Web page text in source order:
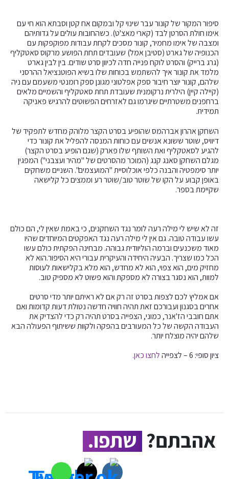
סיפור המקור של קונור עבר שינוי קל ובמקום אח קטן וסבתא הוא חי עם
אימו חולת הסרטן לבד (קארי מאצ'ט). כשהחובות עולים על גדותיהם
ומצבה של אימו מחמיר, קונור מסכים לקחת עבודות מפוקפקות עם
הכנופיה של גארט (סטיבן אמל) שעובדים תחת הפושע מרקוס סאטקליף
(גרג ברייק) והסרט לוקח פנייה חדה לכיוון סרט שודים. בין לבין גארט
מלמד את קונור איך להשתמש בכוחות שלו בשיא הפוטנציאל ההרסני
שלהם, קונור יוצר חיבור ספק אפלטוני מגונן ספק רומנטי משעמם עם ניה
(קיילה קיין) הילרית נרקומנית שעובדת תחת סאטקליף והשמיים מלאים
ברחפנים משטרתיים שיגרמו גם לאזרחים הפשוטים להרגיש פאניקה
תמידית.
השחקן אהרון אברהמס שהופיע בסרט הקצר מלוהק מחדש לתפקיד של
דיוויס, שוטר ששונא אנשים עם כוחות המנסה להפליל את קונור כדי
להגיע לסאטקליף ואת השותף שלו פארק (שגם הופיע בסרט הקצר)
מגלם השחקן סאנג קנג (המוכר מהסרטים של "מהיר ועצבני") המפגין
יותר סימפטיה והבנה כלפי אוכלוסיית "המועצמים". השניים משחקים
באופן קבוע על הקו של שוטר טוב/שוטר רע וממצים כל קלישאה
שקיימת בספר.
זה לא שיש לי מילה רעה לומר נגד השחקנים, כי באמת שאין לי, הם כולם
עשו עבודה טובה. גם אין לי מילה רעה נגד האפקטים המיוחדים שהיו
מאוד משכנעים וברמה הוליוודית גבוהה. מבחינה הפקתית כולם עשו
הכל כמו שצריך. הבעיה היחידה והעיקרית עבורי היא הסיפור.הוא לא
מחזיק מים, הוא צפוי, הוא לא מחדש, הוא מלא בקלישאות לעוסות
למוות, הוא נסגר בצורה לא מספקת והוא פשוט לא מספיק טוב.
אם אמליץ לכם לצפות בסרט זה רק אם לא ראיתם יותר מדי סרטים
אחרים בסגנון ועבורכם זאת תהיה חוויה חדשה נטולת דעות קדומות ואם
אתם חובבי הז'אנר, כמוני, הצפייה בסרט תהיה רק כדי להצדיק את
העבודה הקשה של כל המעורבים בהפקה ולקוות ששיתוף הפעולה הבא
שלהם יהיה מוצלח יותר.
ציון סופי: 6 – לצפייה
לחצו כאן.
אהבתם? שתפו.